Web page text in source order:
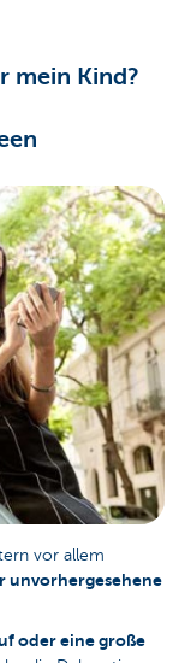
mein Kind?
vor allem
unvorhergesehene
oder eine große